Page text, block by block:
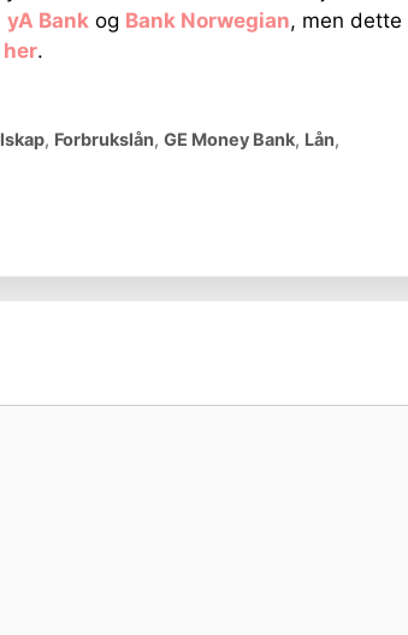
yA Bank og Bank Norwegian, men dette
her.
, Forbrukslån, GE Money Bank, Lån,